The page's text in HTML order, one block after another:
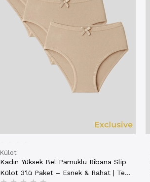
Külot
Kadın Yüksek Bel Pamuklu Ribana Slip
Külot 3'lü Paket – Esnek & Rahat | Ten